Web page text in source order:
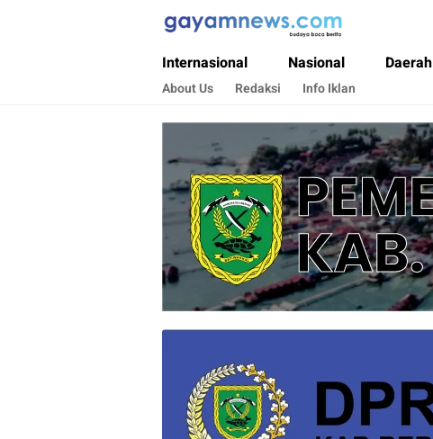
Gayamnews.com
Budaya Baca Berita
Internasional Nasional Daerah
About Us Redaksi Info Iklan